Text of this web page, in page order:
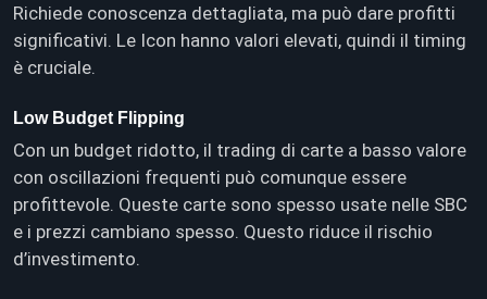
Richiede conoscenza dettagliata, ma può dare profitti
significativi. Le Icon hanno valori elevati, quindi il timing
è cruciale.
Low Budget Flipping
Con un budget ridotto, il trading di carte a basso valore
con oscillazioni frequenti può comunque essere
profittevole. Queste carte sono spesso usate nelle SBC
e i prezzi cambiano spesso. Questo riduce il rischio
d’investimento.